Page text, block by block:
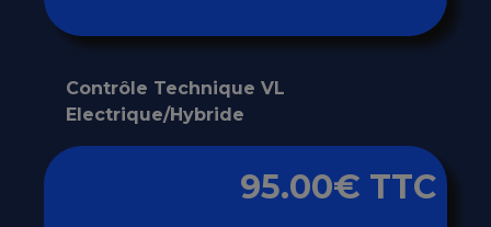
Contrôle Technique VL
Electrique/Hybride
95.00€ TTC